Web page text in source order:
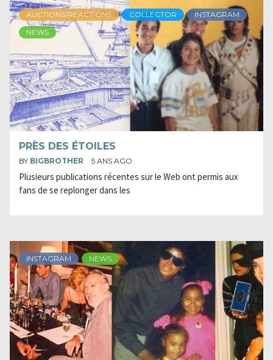
AUCTIONS/REACTIONS COLLECTOR
INSTAGRAM
NEWS
PRÈS DES ÉTOILES
BY BIGBROTHER 5 ANS AGO
Plusieurs publications récentes sur le Web ont permis aux
fans de se replonger dans les
INSTAGRAM NEWS